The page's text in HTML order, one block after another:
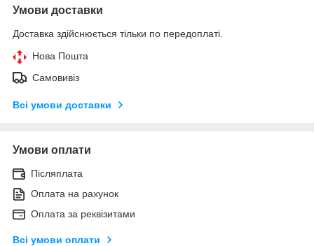
Умови доставки
Доставка здійснюється тільки по передоплаті.
Нова Пошта
Самовивіз
Всі умови доставки
Умови оплати
Післяплата
Оплата на рахунок
Оплата за реквізитами
Всі умови оплати